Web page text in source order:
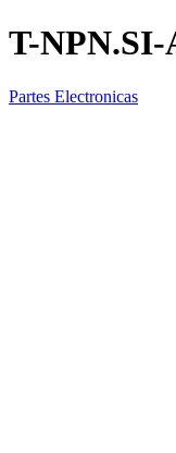
T-
Partes Electronicas